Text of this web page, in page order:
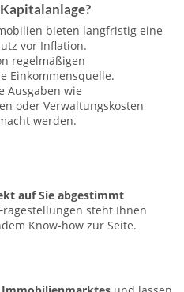
bieten langfristig eine
vor Inflation.
regelmäßigen
Einkommensquelle.
Ausgaben wie
oder Verwaltungskosten
werden.
auf Sie abgestimmt
steht Ihnen
Know-how zur Seite.